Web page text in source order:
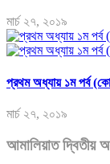
মার্চ ২৭, ২০১৯
প্রথম অধ্যায় ১ম পর্ব
মার্চ ২৭, ২০১৯
আমালিয়াত দ্বিতীয়